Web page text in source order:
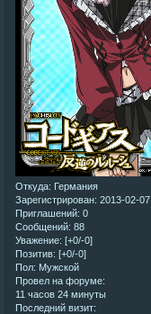
Откуда: Германия
Зарегистрирован: 2013-02-07
Приглашений: 0
Сообщений: 88
Уважение: [+0/-0]
Позитив: [+0/-0]
Пол: Мужской
Провел на форуме:
11 часов 24 минуты
Последний визит: